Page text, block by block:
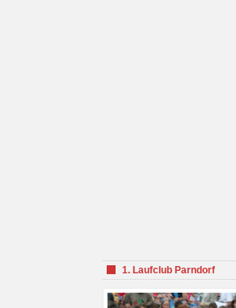
1. Laufclub Parndorf